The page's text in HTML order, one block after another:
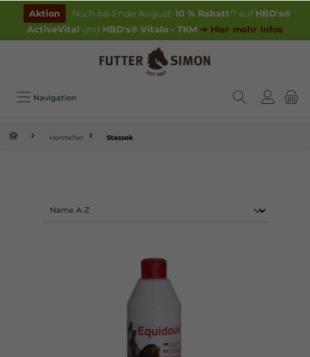
springen
Aktion Noch bis Ende August: 10 % Rabatt** auf HBD's®
ActiveVital und HBD's® Vitalo - TKM ➔ Hier mehr Infos
Navigation
Hersteller Stassek